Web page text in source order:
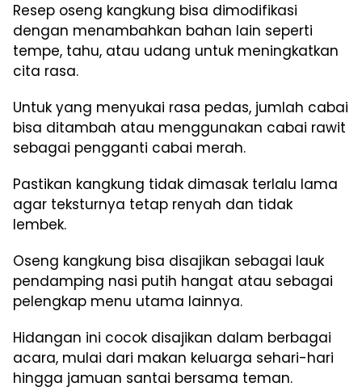
Resep oseng kangkung bisa dimodifikasi
dengan menambahkan bahan lain seperti
tempe, tahu, atau udang untuk meningkatkan
cita rasa.
Untuk yang menyukai rasa pedas, jumlah cabai
bisa ditambah atau menggunakan cabai rawit
sebagai pengganti cabai merah.
Pastikan kangkung tidak dimasak terlalu lama
agar teksturnya tetap renyah dan tidak
lembek.
Oseng kangkung bisa disajikan sebagai lauk
pendamping nasi putih hangat atau sebagai
pelengkap menu utama lainnya.
Hidangan ini cocok disajikan dalam berbagai
acara, mulai dari makan keluarga sehari-hari
hingga jamuan santai bersama teman.